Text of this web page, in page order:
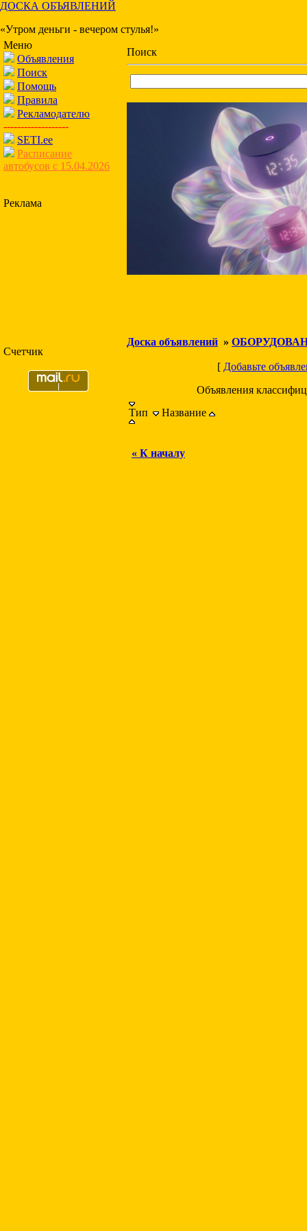
ДОСКА ОБЪЯВЛЕНИЙ
«Утром деньги - вечером стулья!»
Меню
Объявления
Поиск
Помощь
Правила
Рекламодателю
-------------------
SETI.ee
Расписание
автобусов с 15.04.2026
Реклама
Счетчик
Поиск
Доска объявлений »
[ Добавьте
Объявления
Тип
Название
« К началу